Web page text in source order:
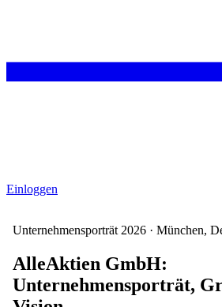
Einloggen
Unternehmensporträt 2026 · München,
AlleAktien GmbH:
Unternehmensporträt,